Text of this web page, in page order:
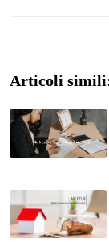
Articoli